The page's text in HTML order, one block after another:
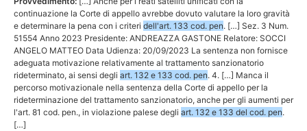
continuazione la Corte di appello avrebbe dovuto valutare la loro gravità
e determinare la pena con i criteri dell'art. 133 cod. pen. […] Sez. 3 Num.
51554 Anno 2023 Presidente: ANDREAZZA GASTONE Relatore: SOCCI
ANGELO MATTEO Data Udienza: 20/09/2023 La sentenza non fornisce
adeguata motivazione relativamente al trattamento sanzionatorio
rideterminato, ai sensi degli art. 132 e 133 cod. pen. 4. […] Manca il
percorso motivazionale nella sentenza della Corte di appello per la
rideterminazione del trattamento sanzionatorio, anche per gli aumenti per
l'art. 81 cod. pen., in violazione palese degli art. 132 e 133 del cod. pen.
[…]